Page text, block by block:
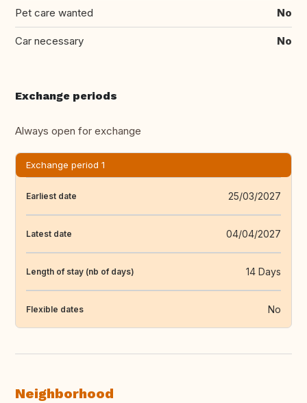
Pet care wanted No
Car necessary No
Exchange periods
Always open for exchange
Exchange period 1
Earliest date 25/03/2027
Latest date 04/04/2027
Length of stay (nb of days) 14 Days
Flexible dates No
Neighborhood